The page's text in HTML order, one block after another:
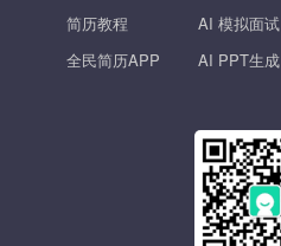
简历教程
全民简历APP
AI 模拟面试
AI PPT生成